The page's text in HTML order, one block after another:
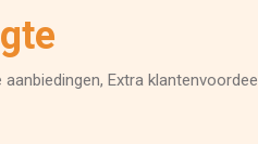
Extra klantenvoordeel